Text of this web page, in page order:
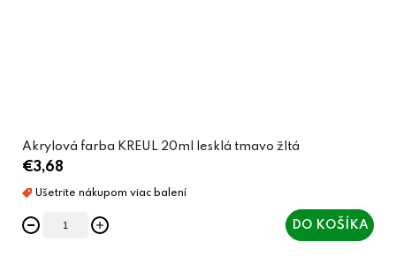
Akrylová farba KREUL 20ml lesklá tmavo žltá
€3,68
DO KOŠÍKA